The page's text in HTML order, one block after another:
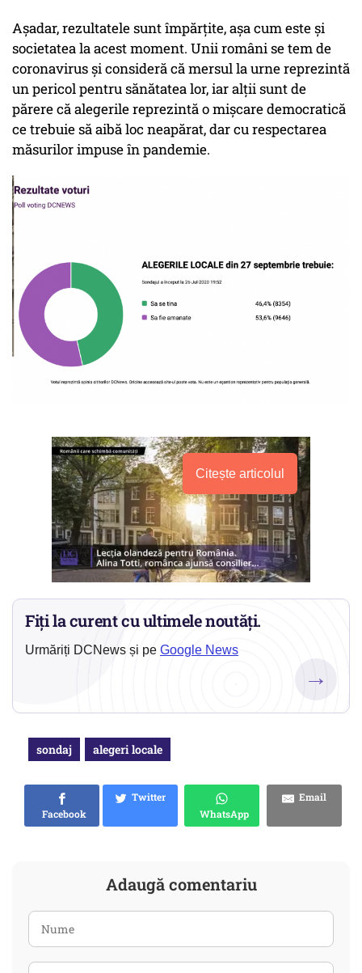
Așadar, rezultatele sunt împărțite, așa cum este și
societatea la acest moment. Unii români se tem de
coronavirus și consideră că mersul la urne reprezintă
un pericol pentru sănătatea lor, iar alții sunt de
părere că alegerile reprezintă o mișcare democratică
ce trebuie să aibă loc neapărat, dar cu respectarea
măsurilor impuse în pandemie.
Citește articolul
Fiți la curent cu ultimele noutăți.
Urmăriți DCNews și pe Google News
→
sondaj alegeri locale
Facebook
Twitter
WhatsApp
Email
Adaugă comentariu